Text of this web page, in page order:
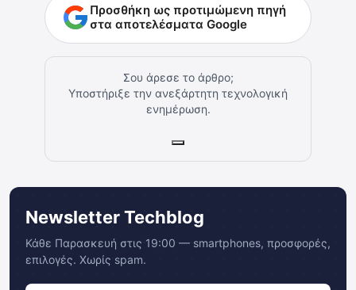
Προσθήκη ως προτιμώμενη πηγή
στα αποτελέσματα Google
Σου άρεσε το άρθρο;
Υποστήριξε την ανεξάρτητη τεχνολογική
ενημέρωση.
Newsletter Techblog
Κάθε Παρασκευή στις 19:00 — smartphones, προσφορές,
επιλογές. Χωρίς spam.